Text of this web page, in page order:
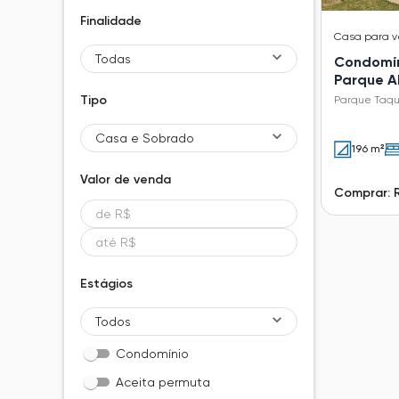
Finalidade
Todas
Tipo
Casa e Sobrado
Valor de venda
Estágios
Todos
Condomínio
Aceita permuta
Casa para
Parque
Taquaral
Parque
196 m²
Comprar: